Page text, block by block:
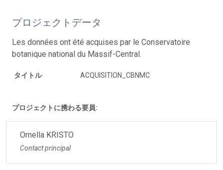
プロジェクトデータ
Les données ont été acquises par le Conservatoire
botanique national du Massif-Central.
タイトル ACQUISITION_CBNMC
プロジェクトに携わる要員:
Ornella KRISTO
Contact principal